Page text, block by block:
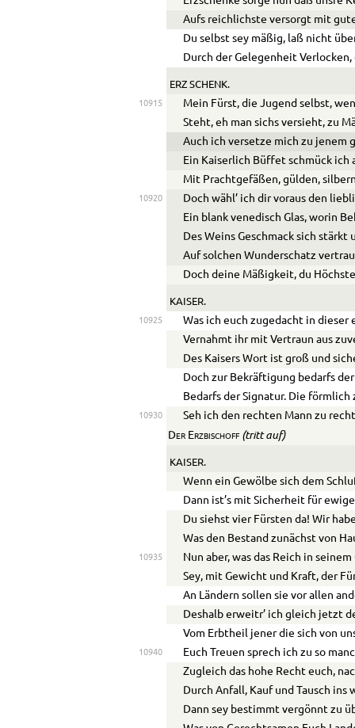
Aufs reichlichste versorgt mit
Du selbst sey mäßig, laß nicht
Durch der Gelegenheit
ERZ SCHENK.
10915
Mein Fürst, die Jugend selbst,
Steht, eh man sichs versieht, zu
Auch ich versetze mich zu jenem
Ein Kaiserlich Büffet schmück ich
Mit Prachtgefäßen, gülden,
10920
Doch wähl’ ich dir voraus den
Ein blank venedisch Glas, worin
Des Weins Geschmack sich
Auf solchen Wunderschatz
Doch deine Mäßigkeit, du
KAISER.
10925
Was ich euch zugedacht in dieser
Vernahmt ihr mit Vertraun aus
Des Kaisers Wort ist groß und
Doch zur Bekräftigung bedarfs
Bedarfs der Signatur. Die förmlich
10930
Seh ich den rechten Mann zu
Der Erzbischoff(tritt auf)
KAISER.
Wenn ein Gewölbe sich dem
Dann ist’s mit Sicherheit für
Du siehst vier Fürsten da! Wir
Was den Bestand zunächst von
10935
Nun aber, was das Reich in
Sey, mit Gewicht und Kraft, der
An Ländern sollen sie vor allen
Deshalb erweitr’ ich gleich jetzt
Vom Erbtheil jener die sich von
10940
Euch Treuen sprech ich zu so
Zugleich das hohe Recht euch,
Durch Anfall, Kauf und Tausch
Dann sey bestimmt vergönnt zu